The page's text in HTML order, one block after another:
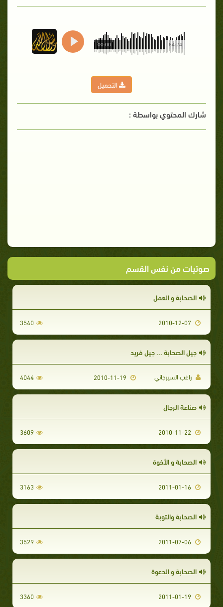
64:24
00:00
التحميل
شارك المحتوي بواسطة :
صوتيات من نفس القسم
الصحابة و العمل
3540
جيل الصحابة ... جيل فريد
راغب السيرجاني 2010-11-19
4044
صناعة الرجال
3609
الصحابة و الأخوة
3163
الصحابة والتوبة
3529
الصحابة و الدعوة
3360